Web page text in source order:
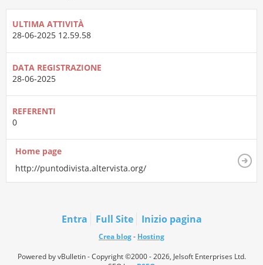
ULTIMA ATTIVITÀ
28-06-2025 12.59.58
DATA REGISTRAZIONE
28-06-2025
REFERENTI
0
Home page
http://puntodivista.altervista.org/
Entra Full Site Inizio pagina
Crea blog- Hosting
Powered by vBulletin - Copyright ©2000 - 2026, Jelsoft Enterprises Ltd.